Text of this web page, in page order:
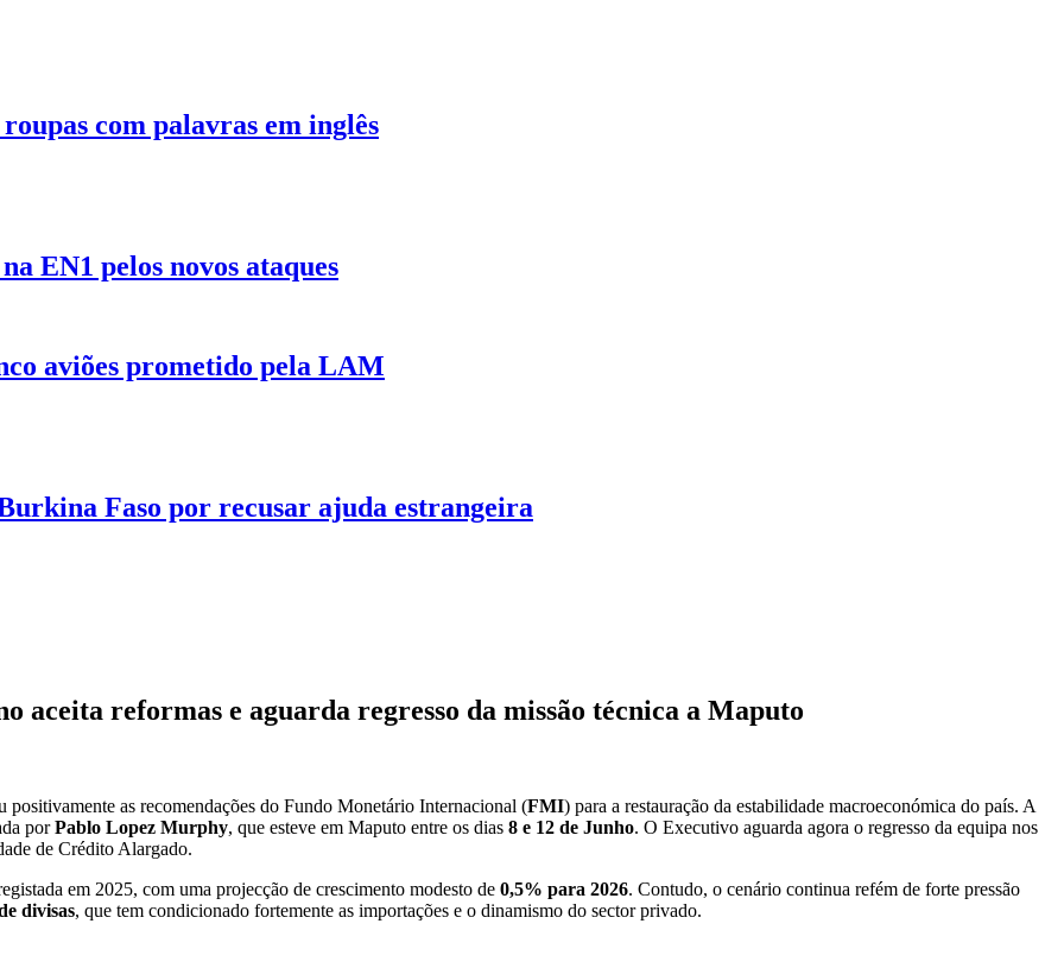
com palavras em inglês
EN1 pelos novos ataques
aviões prometido pela LAM
Faso por recusar ajuda estrangeira
aceita reformas e aguarda regresso da missão técnica a Maputo
as recomendações do Fundo Monetário Internacional (FMI) para a restauração da estabilidade macroeconómica do país. A
porPablo Lopez Murphy, que esteve em Maputo entre os dias 8 e 12 de Junho. O Executivo aguarda agora o regresso da equipa nos
de Crédito Alargado.
em 2025, com uma projecção de crescimento modesto de 0,5% para 2026. Contudo, o cenário continua refém de forte pressão
divisas, que tem condicionado fortemente as importações e o dinamismo do sector privado.